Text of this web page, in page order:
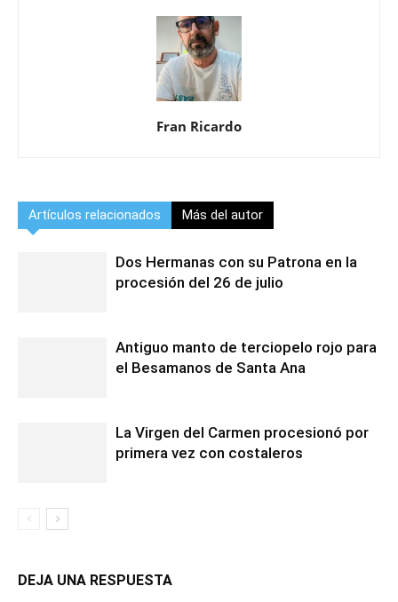
Fran Ricardo
Artículos relacionados Más del autor
Dos Hermanas con su Patrona en la
procesión del 26 de julio
Antiguo manto de terciopelo rojo para
el Besamanos de Santa Ana
La Virgen del Carmen procesionó por
primera vez con costaleros
DEJA UNA RESPUESTA